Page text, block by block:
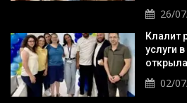
26/
Клалит
услуги
02/